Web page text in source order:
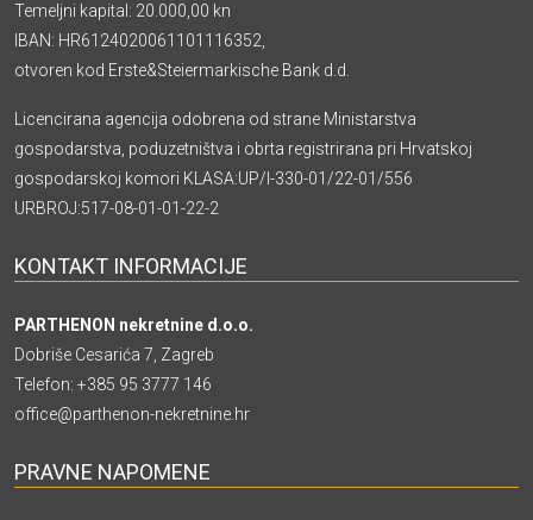
Temeljni kapital: 20.000,00 kn
IBAN: HR6124020061101116352,
otvoren kod Erste&Steiermarkische Bank d.d.
Licencirana agencija odobrena od strane Ministarstva
gospodarstva, poduzetništva i obrta registrirana pri Hrvatskoj
gospodarskoj komori KLASA:UP/I-330-01/22-01/556
URBROJ:517-08-01-01-22-2
KONTAKT INFORMACIJE
PARTHENON nekretnine d.o.o.
Dobriše Cesarića 7, Zagreb
Telefon: +385 95 3777 146
office@parthenon-nekretnine.hr
PRAVNE NAPOMENE